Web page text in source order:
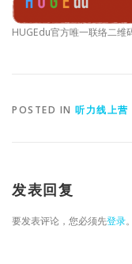
HUGEdu官方唯一联络二维
POSTED IN 听力线上营
发表回复
要发表评论，您必须先登录。